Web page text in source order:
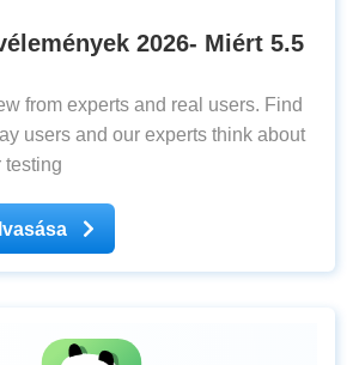
2026- Miért 5.5
from experts and real users. Find
users and our experts think about
testing